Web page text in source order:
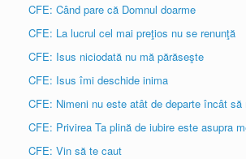
CFE: Când pare că Domnul doarme
CFE: La lucrul cel mai preţios nu se renunţă
CFE: Isus niciodată nu mă părăseşte
CFE: Isus îmi deschide inima
CFE: Nimeni nu este atât de departe încât
CFE: Privirea Ta plină de iubire este asupra
CFE: Vin să te caut